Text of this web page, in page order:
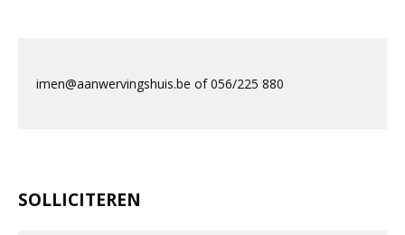
imen@aanwervingshuis.be of 056/225 880
SOLLICITEREN